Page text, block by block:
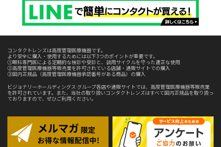
コンタクトレンズは高度管理医療機器です。
より安全に購入・使用するためには以下3つのポイントが重要です。
①眼科専門医による定期的な検診や受診と、装用サイクルを守った適正な使用
②高度管理医療機器等販売業を許可されている店舗・通販サイトでの購入
③国内正規品（高度管理医療機器承認番号がある商品）の購入
ビジョナリーホールディングス グループ各店や通販サイトでは、高度管理医療機器等販売業
を許可されています。また、当社の取り扱いコンタクトレンズはすべて国内正規品を取り扱っ
ておりますので、ぜひご利用ください。